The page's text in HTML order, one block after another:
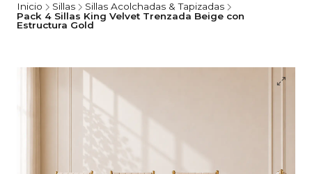
Inicio Sillas
Sillas Acolchadas & Tapizadas
Pack 4 Sillas King Velvet Trenzada Beige con
Estructura Gold